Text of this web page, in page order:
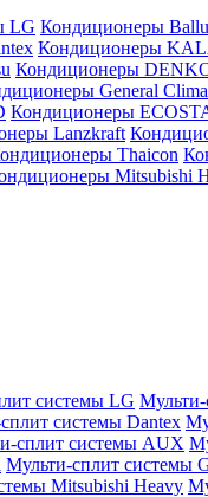
LG Кондиционеры Ballu
Кондиционеры
Кондиционеры
General
Кондиционеры
Lanzkraft
Thaicon
Mitsubishi
системы LG Мульти-
системы Dantex
сплит системы AUX
Мульти-сплит системы
Mitsubishi Heavy